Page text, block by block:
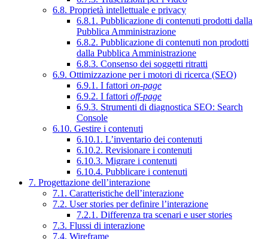
6.8. Proprietà intellettuale e privacy
6.8.1. Pubblicazione di contenuti prodotti dalla
Pubblica Amministrazione
6.8.2. Pubblicazione di contenuti non prodotti
dalla Pubblica Amministrazione
6.8.3. Consenso dei soggetti ritratti
6.9. Ottimizzazione per i motori di ricerca (SEO)
6.9.1. I fattori on-page
6.9.2. I fattori off-page
6.9.3. Strumenti di diagnostica SEO: Search
Console
6.10. Gestire i contenuti
6.10.1. L’inventario dei contenuti
6.10.2. Revisionare i contenuti
6.10.3. Migrare i contenuti
6.10.4. Pubblicare i contenuti
7. Progettazione dell’interazione
7.1. Caratteristiche dell’interazione
7.2. User stories per definire l’interazione
7.2.1. Differenza tra scenari e user stories
7.3. Flussi di interazione
7.4. Wireframe